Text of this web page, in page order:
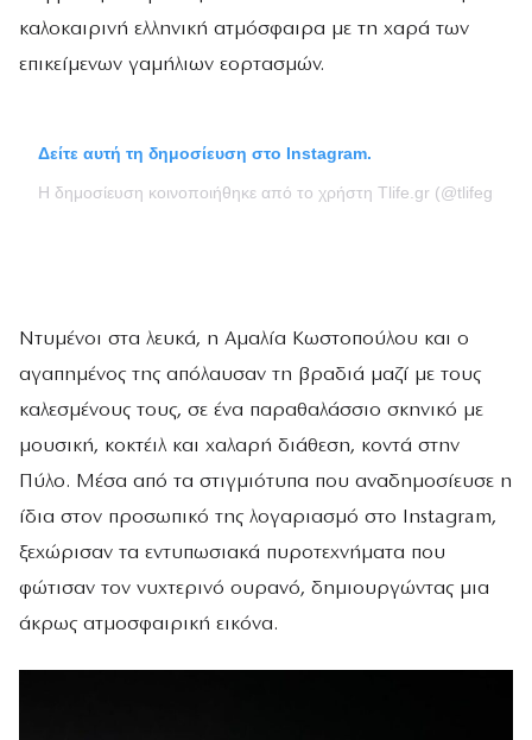
καλοκαιρινή ελληνική ατμόσφαιρα με τη χαρά των
επικείμενων γαμήλιων εορτασμών.
Δείτε αυτή τη δημοσίευση στο Instagram.
Η δημοσίευση κοινοποιήθηκε από το χρήστη Tlife.gr (@tlifegr)
Ντυμένοι στα λευκά, η Αμαλία Κωστοπούλου και ο
αγαπημένος της απόλαυσαν τη βραδιά μαζί με τους
καλεσμένους τους, σε ένα παραθαλάσσιο σκηνικό με
μουσική, κοκτέιλ και χαλαρή διάθεση, κοντά στην
Πύλο. Μέσα από τα στιγμιότυπα που αναδημοσίευσε η
ίδια στον προσωπικό της λογαριασμό στο Instagram,
ξεχώρισαν τα εντυπωσιακά πυροτεχνήματα που
φώτισαν τον νυχτερινό ουρανό, δημιουργώντας μια
άκρως ατμοσφαιρική εικόνα.